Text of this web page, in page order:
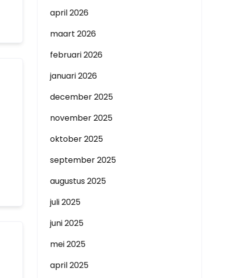
april 2026
maart 2026
februari 2026
januari 2026
december 2025
november 2025
oktober 2025
september 2025
augustus 2025
juli 2025
juni 2025
mei 2025
april 2025